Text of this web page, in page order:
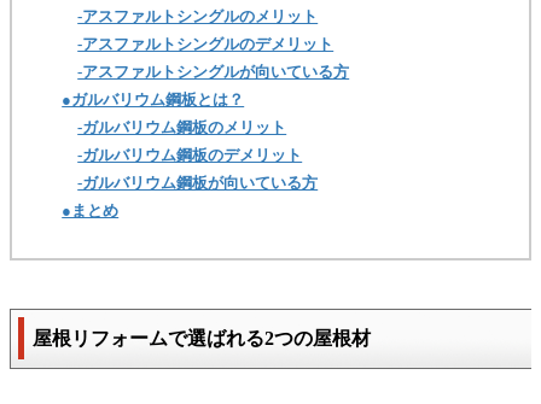
-アスファルトシングルのメリット
-アスファルトシングルのデメリット
-アスファルトシングルが向いている方
●ガルバリウム鋼板とは？
-ガルバリウム鋼板のメリット
-ガルバリウム鋼板のデメリット
-ガルバリウム鋼板が向いている方
●まとめ
屋根リフォームで選ばれる2つの屋根材